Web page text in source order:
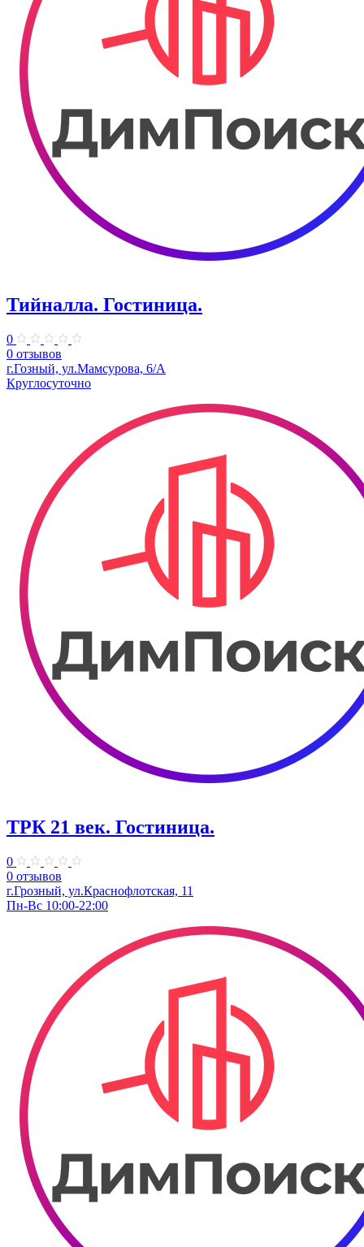
Тийналла. Гостиница.
0
0 отзывов
г.Гозный, ул.Мамсурова, 6/А
Круглосуточно
ТРК 21 век. Гостиница.
0
0 отзывов
г.Грозный, ул.Краснофлотская, 11
Пн-Вс 10:00-22:00